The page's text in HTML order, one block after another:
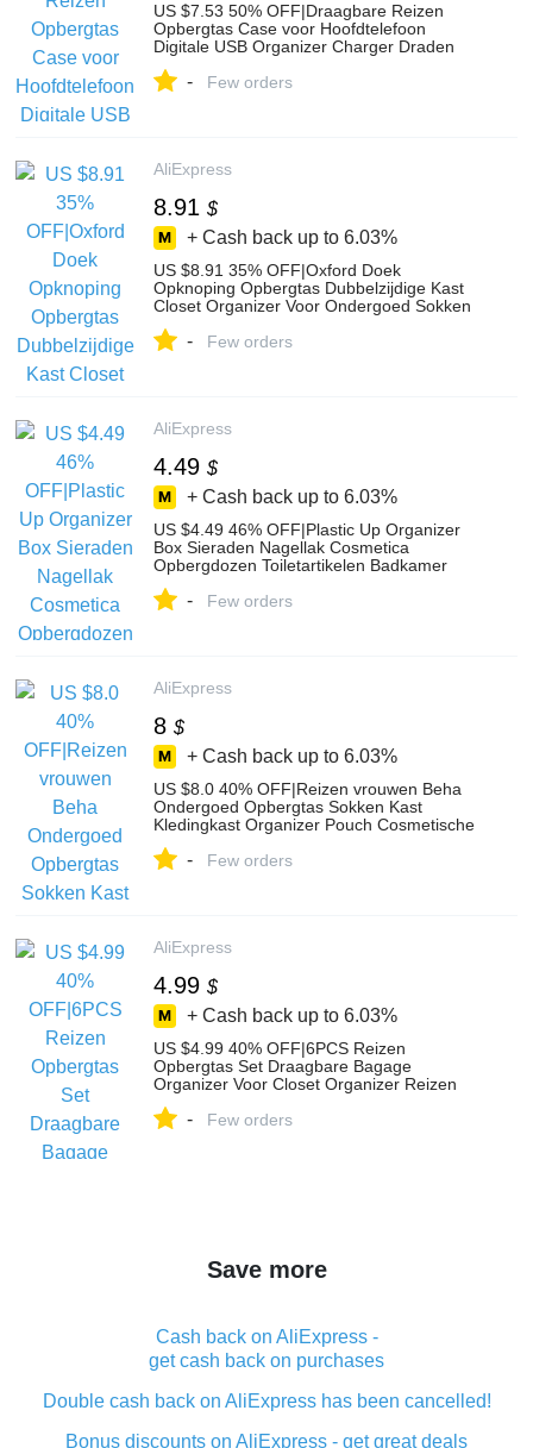
US $7.53 50% OFF|Draagbare Reizen
Opbergtas Case voor Hoofdtelefoon
Digitale USB Organizer Charger Draden
Accessoires-in Opbergtassen van Huis &
- Few orders
AliExpress
8.91 $
+ Cash back up to 6.03%
US $8.91 35% OFF|Oxford Doek
Opknoping Opbergtas Dubbelzijdige Kast
Closet Organizer Voor Ondergoed Sokken
Zakken-in Hang organisers van Huis &
- Few orders
AliExpress
4.49 $
+ Cash back up to 6.03%
US $4.49 46% OFF|Plastic Up Organizer
Box Sieraden Nagellak Cosmetica
Opbergdozen Toiletartikelen Badkamer
Organizers van Huis & Tuin op
- Few orders
AliExpress
8 $
+ Cash back up to 6.03%
US $8.0 40% OFF|Reizen vrouwen Beha
Ondergoed Opbergtas Sokken Kast
Kledingkast Organizer Pouch Cosmetische
Opbergtassen van Huis & Tuin op
- Few orders
AliExpress
4.99 $
+ Cash back up to 6.03%
US $4.99 40% OFF|6PCS Reizen
Opbergtas Set Draagbare Bagage
Organizer Voor Closet Organizer Reizen
Bag-in Opbergtassen van Huis & Tuin op
- Few orders
Save more
Cash back on AliExpress -
get cash back on purchases
Double cash back on AliExpress has been cancelled!
Bonus discounts on AliExpress - get great deals